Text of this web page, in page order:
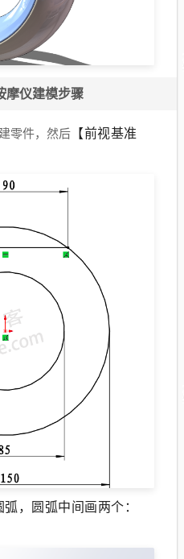
摩仪建模步骤
零件，然后 【前视基准
，圆弧中间画两个：